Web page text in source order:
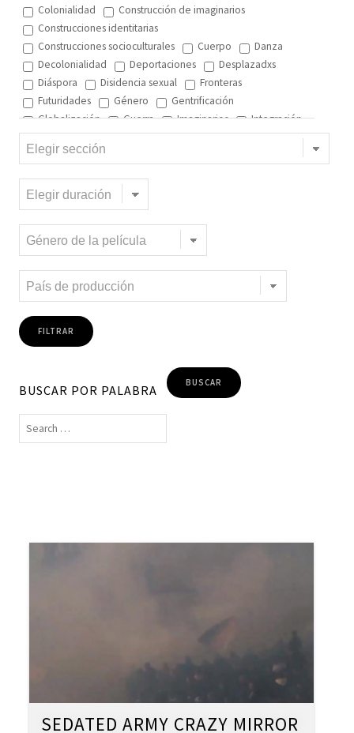
Colonialidad
Construcción de imaginarios
Construcciones identitarias
Construcciones socioculturales
Cuerpo
Danza
Decolonialidad
Deportaciones
Desplazadxs
Diáspora
Disidencia sexual
Fronteras
Futuridades
Género
Gentrificación
Globalización
Guerra Imaginarios
Integración
Interculturalidad
Interculturalidad en el arte
Interculturalidad en la música
Migración y DD.HH
Migración y globalización
Migración y Pueblos originarios
Migración y recursos naturales
Migración y salud
Movimiento
Mujeres
Niñez
Otredad
Pueblos Originarios
Racialidad
Refugiadxs y solicitantes de asilo
BUSCAR POR PALABRA
SEDATED ARMY CRAZY MIRROR